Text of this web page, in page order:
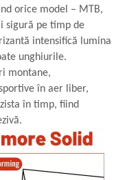
orice model – MTB,
sigură pe timp de
intensifică lumina
unghiurile.
montane,
în aer liber,
în timp, fiind